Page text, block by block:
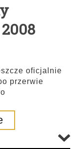
oficjalnie
przerwie